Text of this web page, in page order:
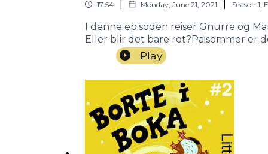
17:54 Monday, June 21, 2021 Season 1
I denne episoden reiser Gnurre og
Eller blir det bare rot?Paisommer er
vinduet til bakeren, der det står en
skogs. Men stjælt pai kommer med
LitteraturhusetProdusert av
Play